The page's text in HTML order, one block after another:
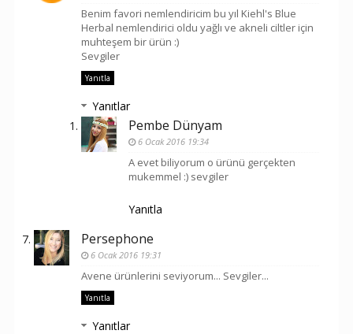
Benim favori nemlendiricim bu yıl Kiehl's Blue
Herbal nemlendirici oldu yağlı ve akneli ciltler için
muhteşem bir ürün :)
Sevgiler
Yanıtla
Yanıtlar
Pembe Dünyam
6 Ocak 2016 19:34
A evet biliyorum o ürünü gerçekten
mukemmel :) sevgiler
Yanıtla
Persephone
6 Ocak 2016 19:31
Avene ürünlerini seviyorum... Sevgiler...
Yanıtla
Yanıtlar